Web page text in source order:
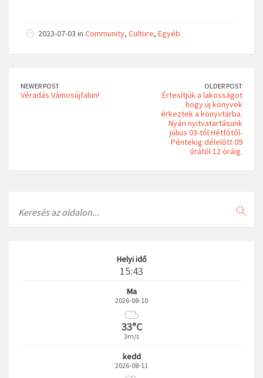
2023-07-03 in Community, Culture, Egyéb
NEWER POST
Véradás Vámosújfalun!
OLDER POST
Értesítjük a lakosságot
hogy új könyvek
érkeztek a könyvtárba.
Nyári nyitvatartásunk
július 03-tól Hétfőtől-
Péntekig délelőtt 09
órától 12 óráig.
Helyi idő
15:43
Ma
2026-08-10
33°C
3m/s
kedd
2026-08-11